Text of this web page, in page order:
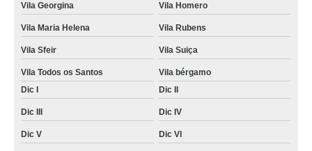
Vila Georgina Vila Homero
Vila Maria Helena Vila Rubens
Vila Sfeir Vila Suiça
Vila Todos os Santos
Vila bérgamo
Dic I
Dic II
Dic III Dic IV
Dic V Dic VI